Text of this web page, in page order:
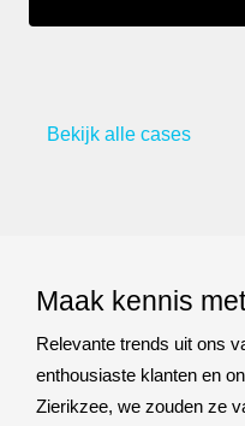
Bekijk alle cases
Maak kennis
Relevante trends uit ons
enthousiaste klanten en
Zierikzee, we zouden ze